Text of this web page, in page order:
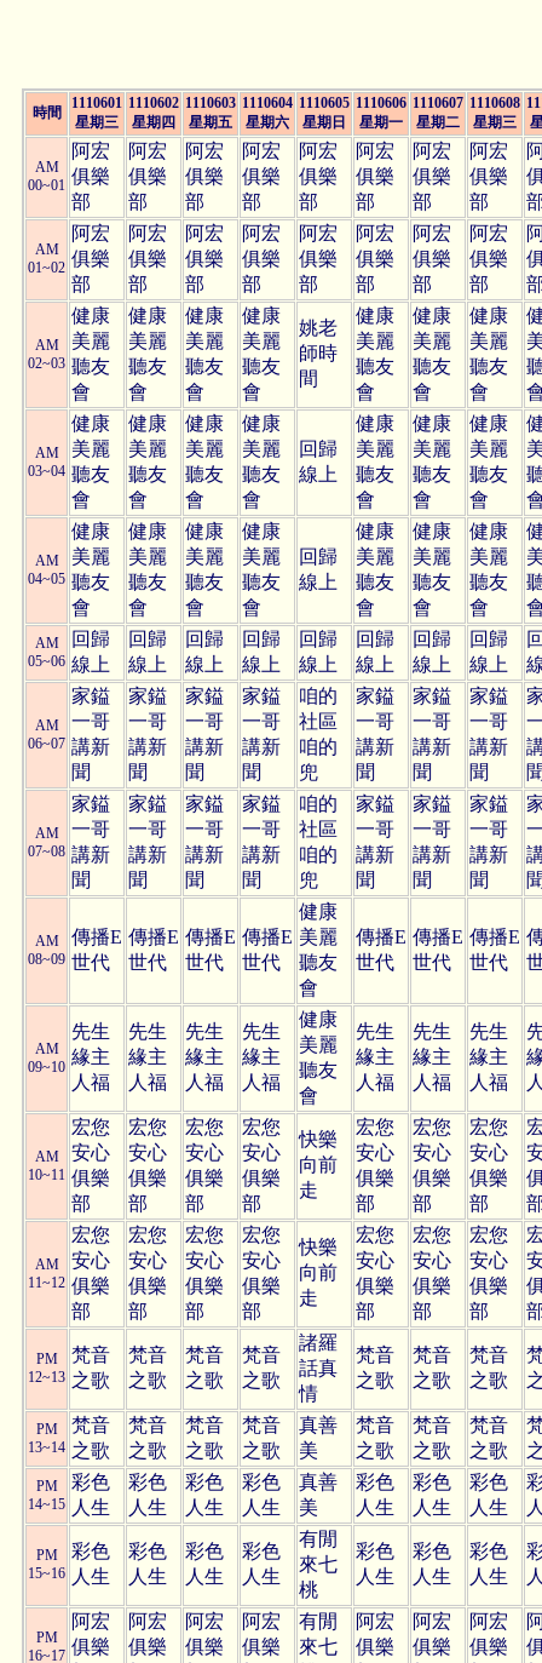
時間
1110601
星期三
1110602
星期四
1110603
星期五
1110604
星期六
1110605
星期日
1110606
星期一
1110607
星期二
1110608
星期三
AM
00~01
阿宏
俱樂
部
阿宏
俱樂
部
阿宏
俱樂
部
阿宏
俱樂
部
阿宏
俱樂
部
阿宏
俱樂
部
阿宏
俱樂
部
阿宏
俱樂
部
AM
01~02
阿宏
俱樂
部
阿宏
俱樂
部
阿宏
俱樂
部
阿宏
俱樂
部
阿宏
俱樂
部
阿宏
俱樂
部
阿宏
俱樂
部
阿宏
俱樂
部
AM
02~03
健康
美麗
聽友
會
健康
美麗
聽友
會
健康
美麗
聽友
會
健康
美麗
聽友
會
姚老
師時
間
健康
美麗
聽友
會
健康
美麗
聽友
會
健康
美麗
聽友
會
AM
03~04
健康
美麗
聽友
會
健康
美麗
聽友
會
健康
美麗
聽友
會
健康
美麗
聽友
會
回歸
線上
健康
美麗
聽友
會
健康
美麗
聽友
會
健康
美麗
聽友
會
AM
04~05
健康
美麗
聽友
會
健康
美麗
聽友
會
健康
美麗
聽友
會
健康
美麗
聽友
會
回歸
線上
健康
美麗
聽友
會
健康
美麗
聽友
會
健康
美麗
聽友
會
AM
05~06
回歸
線上
回歸
線上
回歸
線上
回歸
線上
回歸
線上
回歸
線上
回歸
線上
回歸
線上
AM
06~07
家鎰
一哥
講新
聞
家鎰
一哥
講新
聞
家鎰
一哥
講新
聞
家鎰
一哥
講新
聞
咱的
社區
咱的
兜
家鎰
一哥
講新
聞
家鎰
一哥
講新
聞
家鎰
一哥
講新
聞
AM
07~08
家鎰
一哥
講新
聞
家鎰
一哥
講新
聞
家鎰
一哥
講新
聞
家鎰
一哥
講新
聞
咱的
社區
咱的
兜
家鎰
一哥
講新
聞
家鎰
一哥
講新
聞
家鎰
一哥
講新
聞
AM
08~09
傳播E
世代
傳播E
世代
傳播E
世代
傳播E
世代
健康
美麗
聽友
會
傳播E
世代
傳播E
世代
傳播E
世代
AM
09~10
先生
緣主
人福
先生
緣主
人福
先生
緣主
人福
先生
緣主
人福
健康
美麗
聽友
會
先生
緣主
人福
先生
緣主
人福
先生
緣主
人福
AM
10~11
宏您
安心
俱樂
部
宏您
安心
俱樂
部
宏您
安心
俱樂
部
宏您
安心
俱樂
部
快樂
向前
走
宏您
安心
俱樂
部
宏您
安心
俱樂
部
宏您
安心
俱樂
部
AM
11~12
宏您
安心
俱樂
部
宏您
安心
俱樂
部
宏您
安心
俱樂
部
宏您
安心
俱樂
部
快樂
向前
走
宏您
安心
俱樂
部
宏您
安心
俱樂
部
宏您
安心
俱樂
部
PM
12~13
梵音
之歌
梵音
之歌
梵音
之歌
梵音
之歌
諸羅
話真
情
梵音
之歌
梵音
之歌
梵音
之歌
PM
13~14
梵音
之歌
梵音
之歌
梵音
之歌
梵音
之歌
真善
美
梵音
之歌
梵音
之歌
梵音
之歌
PM
14~15
彩色
人生
彩色
人生
彩色
人生
彩色
人生
真善
美
彩色
人生
彩色
人生
彩色
人生
PM
15~16
彩色
人生
彩色
人生
彩色
人生
彩色
人生
有閒
來七
桃
彩色
人生
彩色
人生
彩色
人生
PM
16~17
阿宏
俱樂
阿宏
俱樂
阿宏
俱樂
阿宏
俱樂
有閒
來七
阿宏
俱樂
阿宏
俱樂
阿宏
俱樂